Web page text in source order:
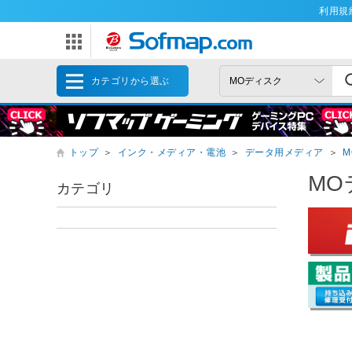
利用規
カテゴリから選ぶ
トップ ＞ インク・メディア・電池 ＞ データ用メディア ＞
MO
カテゴリ